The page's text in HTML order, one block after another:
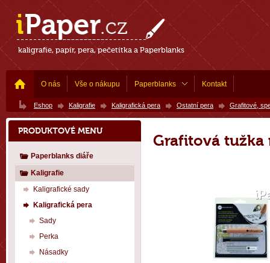
kaligrafie, papír, pera, pečetítka a Paperblanks
O nás Vše o nákupu Paperblanks Kontakt
Eshop Kaligrafie Kaligrafická pera Ostatní pera Grafitové,
Grafitová tužka
PRODUKTOVÉ MENU
Paperblanks diáře
Kaligrafie
Kaligrafické sady
Kaligrafická pera
Sady
Perka
Násadky